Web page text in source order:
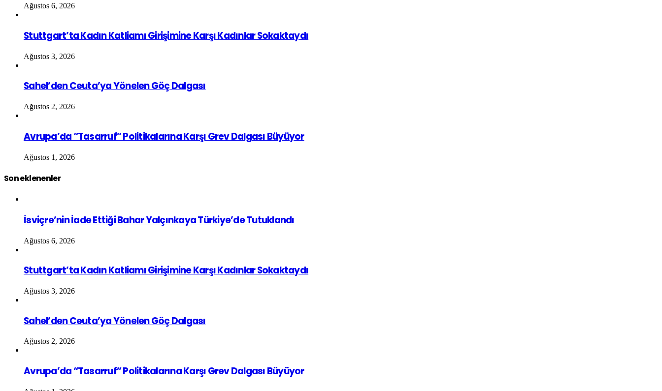
Ağustos 6, 2026
Stuttgart’ta Kadın Katliamı Girişimine Karşı Kadınlar Sokaktaydı
Ağustos 3, 2026
Sahel’den Ceuta’ya Yönelen Göç Dalgası
Ağustos 2, 2026
Avrupa’da “Tasarruf” Politikalarına Karşı Grev Dalgası Büyüyor
Ağustos 1, 2026
Son eklenenler
İsviçre’nin İade Ettiği Bahar Yalçınkaya Türkiye’de Tutuklandı
Ağustos 6, 2026
Stuttgart’ta Kadın Katliamı Girişimine Karşı Kadınlar Sokaktaydı
Ağustos 3, 2026
Sahel’den Ceuta’ya Yönelen Göç Dalgası
Ağustos 2, 2026
Avrupa’da “Tasarruf” Politikalarına Karşı Grev Dalgası Büyüyor